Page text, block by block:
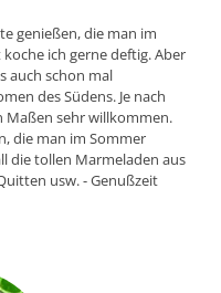
genießen, die man im
ich gerne deftig. Aber
auch schon mal
des Südens. Je nach
Maßen sehr willkommen.
die man im Sommer
die tollen Marmeladen aus
usw. - Genußzeit